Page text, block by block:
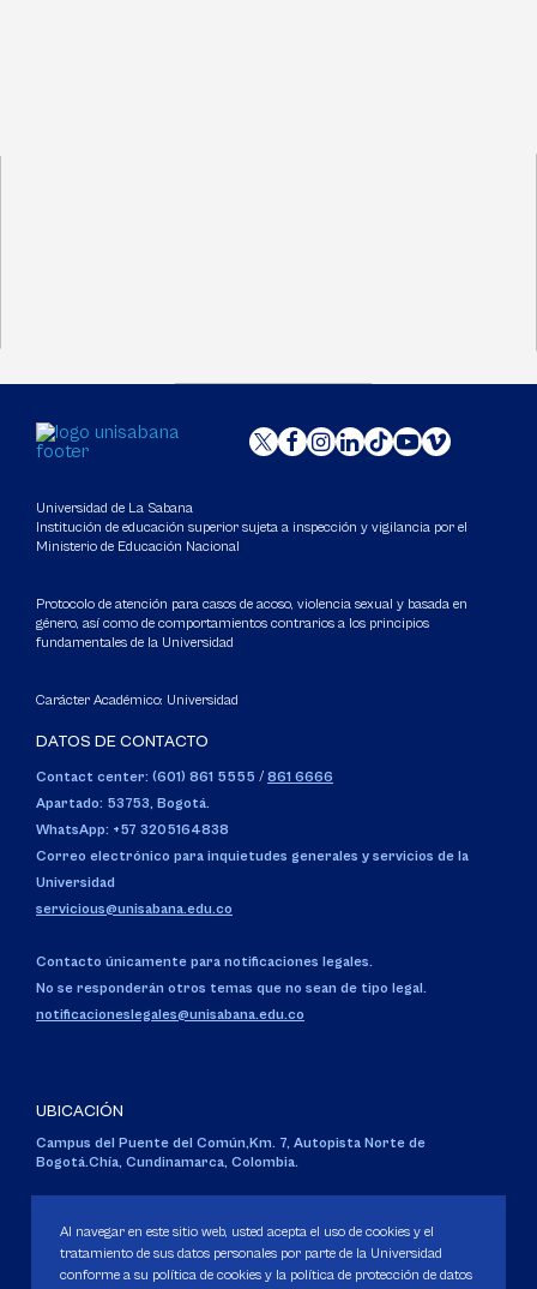
Universidad de La Sabana
Institución de educación superior sujeta a inspección y vigilancia por el
Ministerio de Educación Nacional
Protocolo de atención para casos de acoso, violencia sexual y basada en
género, así como de comportamientos contrarios a los principios
fundamentales de la Universidad
Carácter Académico: Universidad
DATOS DE CONTACTO
Contact center: (601) 861 5555 / 861 6666
Apartado: 53753, Bogotá.
WhatsApp: +57 3205164838
Correo electrónico para inquietudes generales y servicios de la
Universidad
servicious@unisabana.edu.co
Contacto únicamente para notificaciones legales.
No se responderán otros temas que no sean de tipo legal.
notificacioneslegales@unisabana.edu.co
UBICACIÓN
Campus del Puente del Común,Km. 7, Autopista Norte de
Bogotá.Chía, Cundinamarca, Colombia.
Personería Jurídica:Resolución 130 del 14 de enero de 1980.
Ministerio de Educación Nacional.
Al navegar en este sitio web, usted acepta el uso de cookies y el
tratamiento de sus datos personales por parte de la Universidad
conforme a su política de cookies y la política de protección de datos